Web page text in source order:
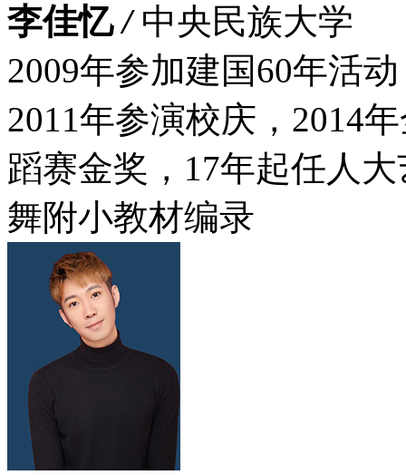
李佳忆/ 中央民族大学
2009年参加建国60年活
2011年参演校庆，2014
蹈赛金奖，17年起任人
舞附小教材编录